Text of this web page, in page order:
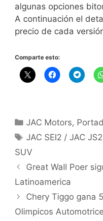
algunas opciones
A continuación el
precio de cada
Comparte esto:
JAC Motors,
JAC SEI2 / JAC JS2
SUV
Great Wall Poer
Latinoamerica
Chery Tiggo gana
Olimpicos